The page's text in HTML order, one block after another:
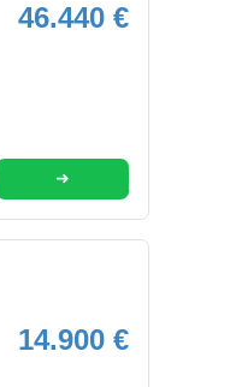
46.440 €
➜
14.900 €